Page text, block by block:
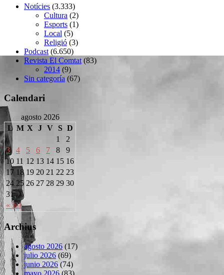
Notícies (3.333)
Cultura (2)
Esports (1)
Local (5)
Religió (3)
Podcast (6.650)
Revista El Comtat (83)
2014 (9)
Sin categoría (67)
Calendari
agosto 2026
L M X J V S D
« Jul
1
2
3
4 5 6 7 8
9
10 11 12 13 14 15 16
17 18 19 20 21 22 23
24 25 26 27 28 29 30
31
Archius
agosto 2026 (17)
julio 2026 (69)
junio 2026 (74)
mayo 2026 (83)